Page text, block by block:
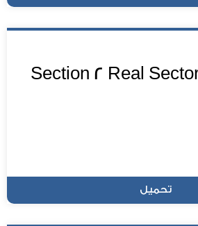
Section 2 Real
تحميل